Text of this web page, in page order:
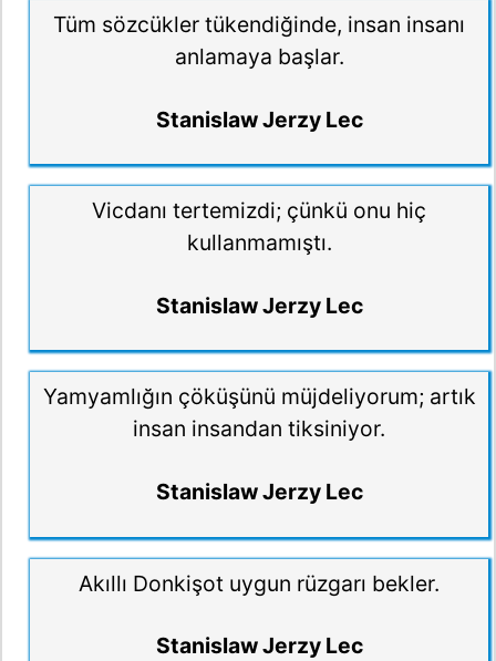
Tüm sözcükler tükendiğinde, insan insanı
anlamaya başlar.
Stanislaw Jerzy Lec
Vicdanı tertemizdi; çünkü onu hiç
kullanmamıştı.
Stanislaw Jerzy Lec
Yamyamlığın çöküşünü müjdeliyorum; artık
insan insandan tiksiniyor.
Stanislaw Jerzy Lec
Akıllı Donkişot uygun rüzgarı bekler.
Stanislaw Jerzy Lec